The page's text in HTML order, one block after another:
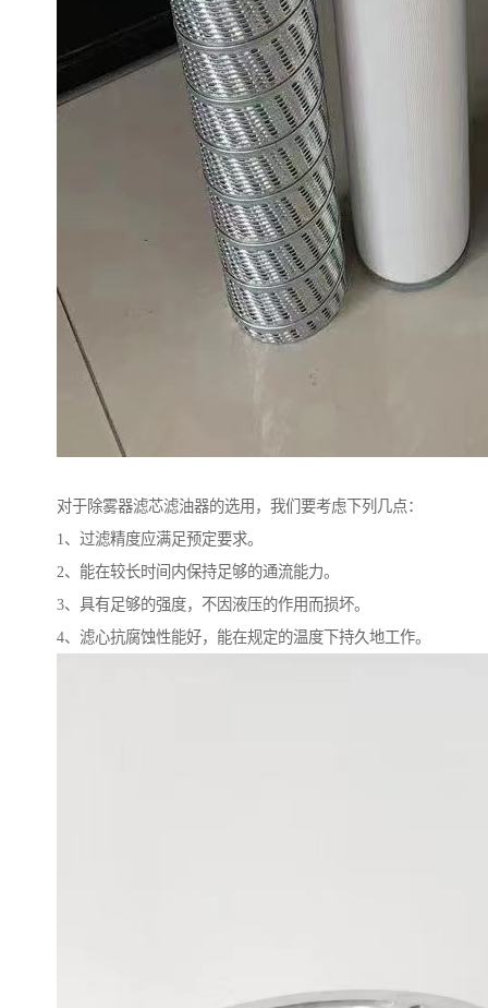
对于除雾器滤芯滤油器的选用，我们要考虑下列几点：
1、过滤精度应满足预定要求。
2、能在较长时间内保持足够的通流能力。
3、具有足够的强度，不因液压的作用而损坏。
4、滤心抗腐蚀性能好，能在规定的温度下持久地工作。